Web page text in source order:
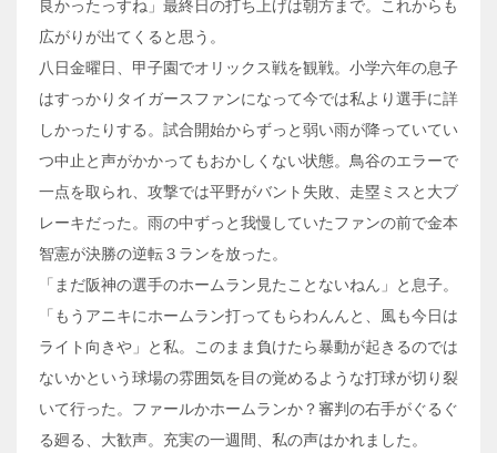
良かったっすね」最終日の打ち上げは朝方まで。これからも
広がりが出てくると思う。
八日金曜日、甲子園でオリックス戦を観戦。小学六年の息子
はすっかりタイガースファンになって今では私より選手に詳
しかったりする。試合開始からずっと弱い雨が降っていてい
つ中止と声がかかってもおかしくない状態。鳥谷のエラーで
一点を取られ、攻撃では平野がバント失敗、走塁ミスと大ブ
レーキだった。雨の中ずっと我慢していたファンの前で金本
智憲が決勝の逆転３ランを放った。
「まだ阪神の選手のホームラン見たことないねん」と息子。
「もうアニキにホームラン打ってもらわんんと、風も今日は
ライト向きや」と私。このまま負けたら暴動が起きるのでは
ないかという球場の雰囲気を目の覚めるような打球が切り裂
いて行った。ファールかホームランか？審判の右手がぐるぐ
る廻る、大歓声。充実の一週間、私の声はかれました。